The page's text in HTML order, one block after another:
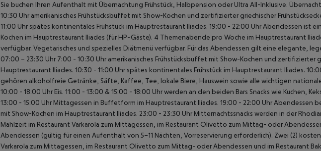
Sie buchen Ihren Aufenthalt mit Übernachtung Frühstück, Halbpension oder Ultra All-Inklusive.
10:30 Uhr amerikanisches Frühstücksbuffet mit Show-Kochen und zertifizierter griechischer
11:00 Uhr spätes kontinentales Frühstück im Hauptrestaurant Iliades. 19:00 - 22:00 Uhr Abendessen ist
Kochen im Hauptrestaurant Iliades (für HP-Gäste). 4 Themenabende pro Woche im Hauptrestaurant
verfügbar. Vegetarisches und spezielles Diätmenü verfügbar. Für das Abendessen gilt eine elegante,
07:00 – 23:30 Uhr 7:00 - 10:30 Uhr amerikanisches Frühstücksbuffet mit Show-Kochen und zertifizierter
Hauptrestaurant Iliades. 10:30 - 11:00 Uhr spätes kontinentales Frühstück im Hauptrestaurant Iliades.
gehören alkoholfreie Getränke, Säfte, Kaffee, Tee, lokale Biere, Hauswein sowie alle wichtigen
10:00 - 18:00 Uhr Eis. 11:00 - 13:00 & 15:00 - 18:00 Uhr werden an den beiden Bars Snacks wie Kuchen,
13:00 - 15:00 Uhr Mittagessen in Buffetform im Hauptrestaurant Iliades. 19:00 - 22:00 Uhr Abendessen
mit Show-Kochen im Hauptrestaurant Iliades. 23:00 - 23:30 Uhr Mitternachtssnacks werden in der
Mahlzeit im Restaurant Varkarola zum Mittagessen, im Restaurant Olivetto zum Mittag- oder
Abendessen (gültig für einen Aufenthalt von 5–11 Nächten, Vorreservierung erforderlich). Zwei (2)
Varkarola zum Mittagessen, im Restaurant Olivetto zum Mittag- oder Abendessen und im Restaurant